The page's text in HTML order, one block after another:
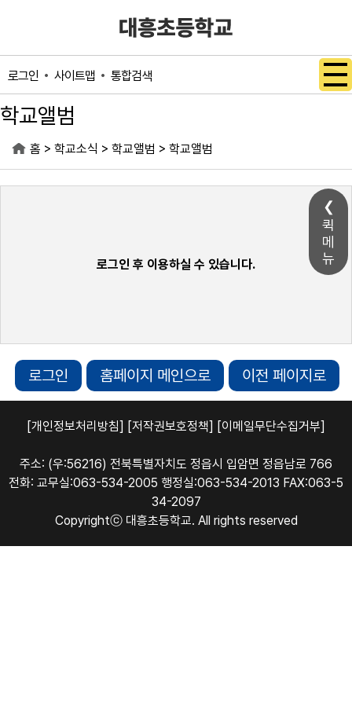
퀵
메
뉴
로그인 사이트맵 통합검색
학교앨범
홈 > 학교소식 > 학교앨범 > 학교앨범
로그인 후 이용하실 수 있습니다.
로그인 홈페이지 메인으로 이전 페이지로
[개인정보처리방침] [저작권보호정책] [이메일무단수집거부]
주소: (우:56216) 전북특별자치도 정읍시 입암면 정읍남로 766
전화: 교무실:063-534-2005 행정실:063-534-2013 FAX:063-5
34-2097
Copyrightⓒ 대흥초등학교. All rights reserved